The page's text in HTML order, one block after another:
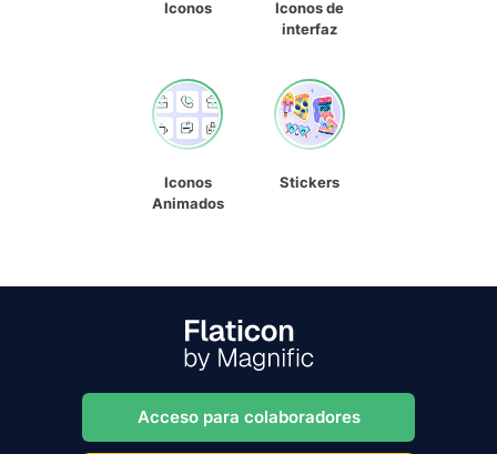
Iconos
Iconos de
interfaz
Iconos
Animados
Stickers
Acceso para colaboradores